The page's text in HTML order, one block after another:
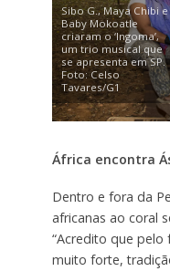
Sibo G., Maya Chibi e
Baby Mokoatle
criaram o ‘Ingoma’,
um trio musical que
se apresenta em SP.
Foto: Celso
Tavares/G1
África encontra
Dentro e fora da
africanas ao coral
“Acredito que
muito forte,